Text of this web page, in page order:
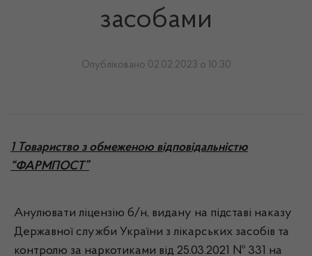
засобами
Опубліковано 02.02.2023 о 10:30
1 Товариство з обмеженою відповідальністю
“ФАРМПОСТ”
Анулювати ліцензію б/н, видану на підставі наказу
Державної служби України з лікарських засобів та
контролю за наркотиками від 25.03.2021 № 331 на